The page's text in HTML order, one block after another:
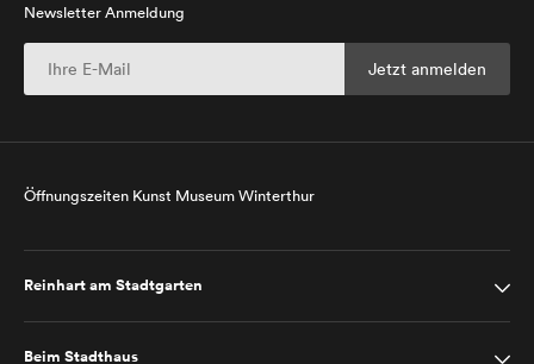
Newsletter Anmeldung
Öffnungszeiten Kunst Museum Winterthur
Reinhart am Stadtgarten
Beim Stadthaus